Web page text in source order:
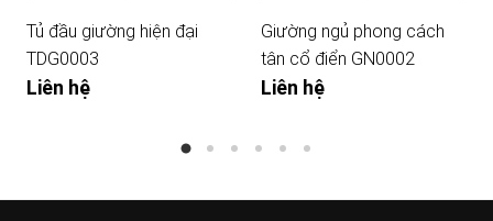
Tủ đầu giường hiện đại
TDG0003
Liên hệ
Giường ngủ phong cách
tân cổ điển GN0002
Liên hệ